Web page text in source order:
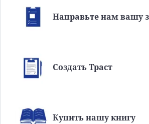
Направьте нам вашу
Создать Траст
Купить нашу книгу